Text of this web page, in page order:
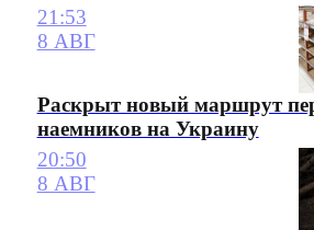
21:53
8 АВГ
Раскрыт новый маршрут
наемников на Украину
20:50
8 АВГ